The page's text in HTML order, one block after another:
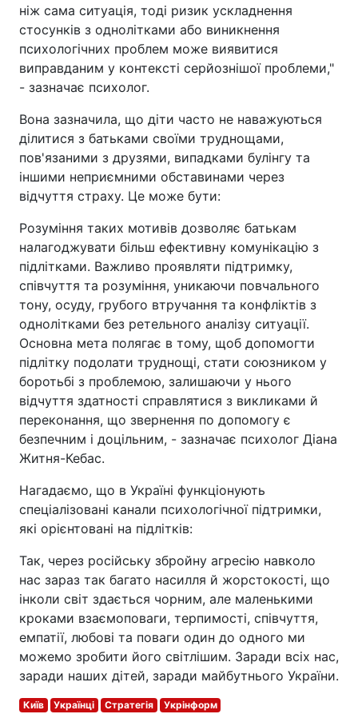
ніж сама ситуація, тоді ризик ускладнення
стосунків з однолітками або виникнення
психологічних проблем може виявитися
виправданим у контексті серйознішої проблеми,"
- зазначає психолог.
Вона зазначила, що діти часто не наважуються
ділитися з батьками своїми труднощами,
пов'язаними з друзями, випадками булінгу та
іншими неприємними обставинами через
відчуття страху. Це може бути:
Розуміння таких мотивів дозволяє батькам
налагоджувати більш ефективну комунікацію з
підлітками. Важливо проявляти підтримку,
співчуття та розуміння, уникаючи повчального
тону, осуду, грубого втручання та конфліктів з
однолітками без ретельного аналізу ситуації.
Основна мета полягає в тому, щоб допомогти
підлітку подолати труднощі, стати союзником у
боротьбі з проблемою, залишаючи у нього
відчуття здатності справлятися з викликами й
переконання, що звернення по допомогу є
безпечним і доцільним, - зазначає психолог Діана
Житня-Кебас.
Нагадаємо, що в Україні функціонують
спеціалізовані канали психологічної підтримки,
які орієнтовані на підлітків:
Так, через російську збройну агресію навколо
нас зараз так багато насилля й жорстокості, що
інколи світ здається чорним, але маленькими
кроками взаємоповаги, терпимості, співчуття,
емпатії, любові та поваги один до одного ми
можемо зробити його світлішим. Заради всіх нас,
заради наших дітей, заради майбутнього України.
Київ Українці Стратегія Укрінформ